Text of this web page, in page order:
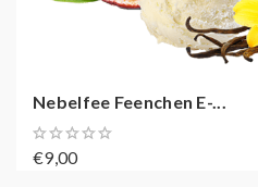
Nebelfee Feenchen E-...
€9,00